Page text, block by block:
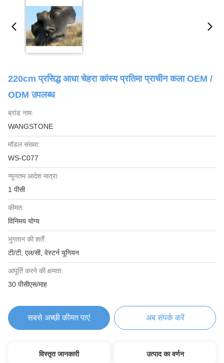
220cm प्रसिद्ध आधा चेहरा कांस्य प्रतिमा प्राचीन कला OEM /
ODM उपलब्ध
ब्रांड नाम:
WANGSTONE
मॉडल संख्या:
WS-C077
न्यूनतम आदेश मात्रा:
1 पीसी
कीमत:
विनिमय योग्य
भुगतान की शर्तें:
टी/टी, एल/सी, वेस्टर्न यूनियन
आपूर्ति करने की क्षमता:
30 पीसीएस/माह
सबसे अच्छी कीमत पाएं अब संपर्क करें
विस्तृत जानकारी उत्पाद का वर्णन